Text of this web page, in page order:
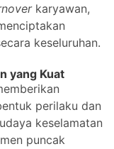
karyawan,
keseluruhan.
yang Kuat
perilaku dan
keselamatan
puncak